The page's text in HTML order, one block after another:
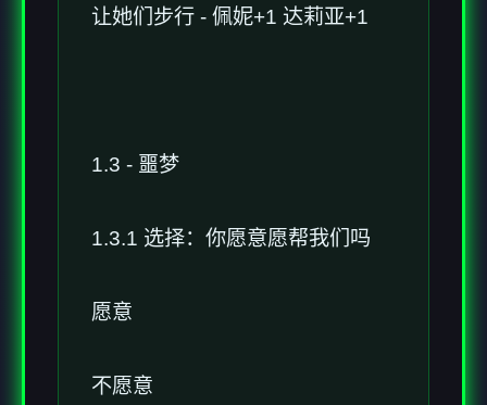
让她们步行 - 佩妮+1 达莉亚+1
1.3 - 噩梦
1.3.1 选择：你愿意愿帮我们吗
愿意
不愿意